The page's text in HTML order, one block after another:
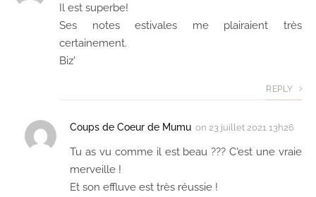
Il est superbe!
Ses notes estivales me plairaient très
certainement.
Biz'
REPLY
Coups de Coeur de Mumu on 23 juillet 2021 13h26
Tu as vu comme il est beau ??? C'est une vraie
merveille !
Et son effluve est très réussie !